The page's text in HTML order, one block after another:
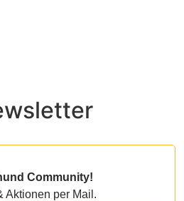
Community!
Aktionen per Mail.